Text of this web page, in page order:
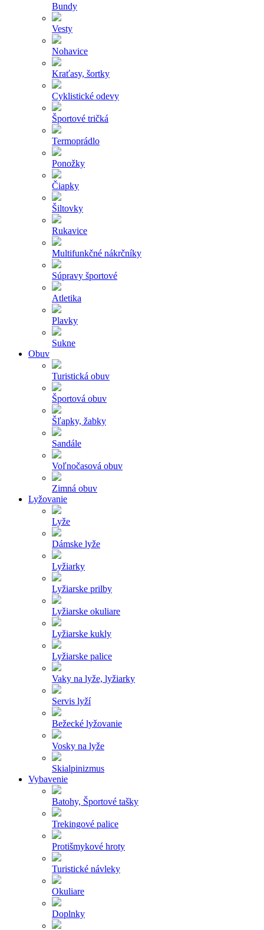
Bundy
Vesty
Nohavice
Kraťasy, šortky
Cyklistické odevy
Športové tričká
Termoprádlo
Ponožky
Čiapky
Šiltovky
Rukavice
Multifunkčné nákrčníky
Súpravy športové
Atletika
Plavky
Sukne
Obuv
Turistická obuv
Športová obuv
Šľapky, žabky
Sandále
Voľnočasová obuv
Zimná obuv
Lyžovanie
Lyže
Dámske lyže
Lyžiarky
Lyžiarske prilby
Lyžiarske okuliare
Lyžiarske kukly
Lyžiarske palice
Vaky na lyže, lyžiarky
Servis lyží
Bežecké lyžovanie
Vosky na lyže
Skialpinizmus
Vybavenie
Batohy, Športové tašky
Trekingové palice
Protišmykové hroty
Turistické návleky
Okuliare
Doplnky